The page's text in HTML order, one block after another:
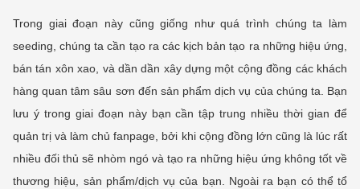
Trong giai đoạn này cũng giống như quá trình chúng ta làm
seeding, chúng ta cần tạo ra các kịch bản tạo ra những hiệu ứng,
bán tán xôn xao, và dần dần xây dựng một cộng đồng các khách
hàng quan tâm sâu sơn đến sản phẩm dịch vụ của chúng ta. Bạn
lưu ý trong giai đoạn này bạn cần tập trung nhiều thời gian để
quản trị và làm chủ fanpage, bởi khi cộng đồng lớn cũng là lúc rất
nhiều đối thủ sẽ nhòm ngó và tạo ra những hiệu ứng không tốt về
thương hiệu, sản phẩm/dịch vụ của bạn. Ngoài ra bạn có thể tổ